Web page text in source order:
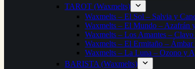
TAROT (Waxmelts)
Waxmelts – El Sol – Salvia y
Waxmelts – El Mundo – Azafrán
Waxmelts – Los Amantes –
Waxmelts – El Ermitaño –
Waxmelts – La Luna – Ozono y
BARISTA (Waxmelts)